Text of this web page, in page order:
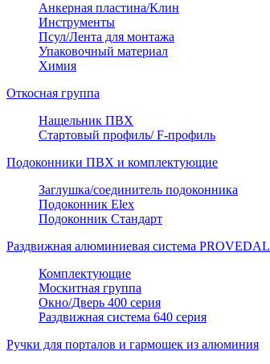
Анкерная пластина/Клин
Инструменты
Псул/Лента для монтажа
Упаковочный материал
Химия
Откосная группа
Нащельник ПВХ
Стартовый профиль/ F-профиль
Подоконники ПВХ и комплектующие
Заглушка/соединитель подоконника
Подоконник Elex
Подоконник Стандарт
Раздвижная алюминиевая система PROVEDAL
Комплектующие
Москитная группа
Окно/Дверь 400 серия
Раздвижная система 640 серия
Ручки для порталов и гармошек из алюминия